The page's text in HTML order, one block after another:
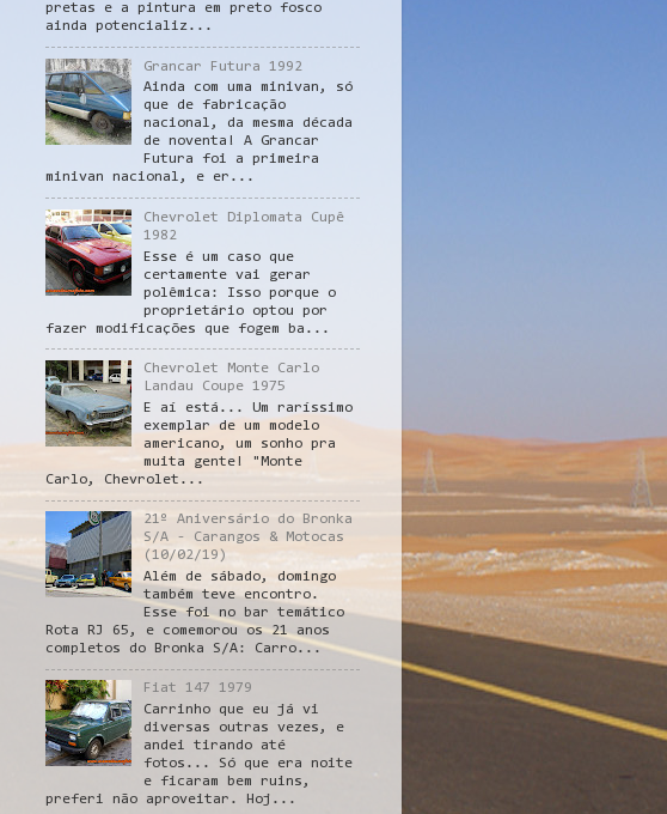
pretas e a pintura em preto fosco
ainda potencializ...
Grancar Futura 1992
Ainda com uma minivan, só
que de fabricação
nacional, da mesma década
de noventa! A Grancar
Futura foi a primeira
minivan nacional, e er...
Chevrolet Diplomata Cupê
1982
Esse é um caso que
certamente vai gerar
polêmica: Isso porque o
proprietário optou por
fazer modificações que fogem ba...
Chevrolet Monte Carlo
Landau Coupe 1975
E aí está... Um raríssimo
exemplar de um modelo
americano, um sonho pra
muita gente! "Monte
Carlo, Chevrolet...
21º Aniversário do Bronka
S/A - Carangos & Motocas
(10/02/19)
Além de sábado, domingo
também teve encontro.
Esse foi no bar temático
Rota RJ 65, e comemorou os 21 anos
completos do Bronka S/A: Carro...
Fiat 147 1979
Carrinho que eu já vi
diversas outras vezes, e
andei tirando até
fotos... Só que era noite
e ficaram bem ruins,
preferi não aproveitar. Hoj...